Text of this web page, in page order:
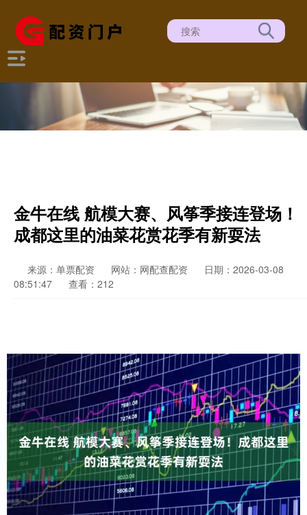
金牛在线 航模大赛、风筝季接连登场！
成都这里的油菜花赏花季有新耍法
来源：单票配资 网站：网配查配资
日期：2026-03-08
08:51:47
查看：212